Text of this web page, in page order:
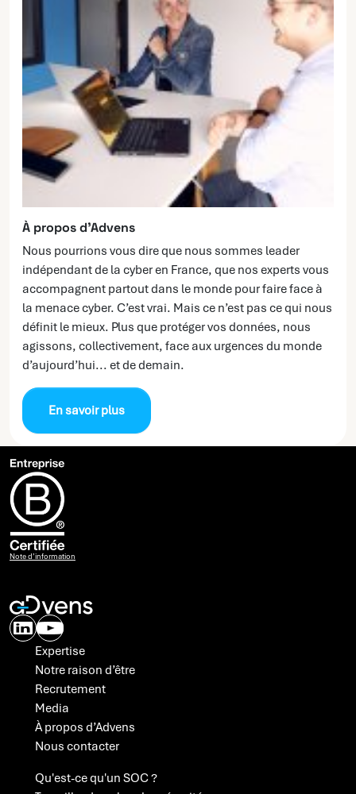
A propos des cookies
Avec votre accord, Advens utilise des
À propos d’Advens
Nous pourrions vous dire que nous sommes leader
indépendant de la cyber en France, que nos experts vous
accompagnent partout dans le monde pour faire face à
la menace cyber. C’est vrai. Mais ce n’est pas ce qui nous
définit le mieux. Plus que protéger vos données, nous
agissons, collectivement, face aux urgences du monde
d’aujourd’hui... et de demain.
En savoir plus
Note d’information
Expertise
Notre raison d’être
Recrutement
Media
À propos d’Advens
Nous contacter
Qu'est-ce qu'un SOC ?